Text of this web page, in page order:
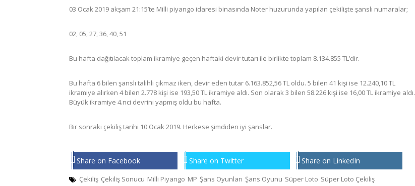
03 Ocak 2019 akşam 21:15’te Milli piyango idaresi binasında Noter huzurunda yapılan çekilişte şanslı numaralar;
02, 05, 27, 36, 40, 51
Bu hafta dağıtılacak toplam ikramiye geçen haftaki devir tutarı ile birlikte toplam 8.134.855 TL’dir.
Bu hafta 6 bilen şanslı talihli çıkmaz iken, devir eden tutar 6.163.852,56 TL oldu. 5 bilen 41 kişi ise 12.240,10 TL
ikramiye alırken 4 bilen 2.778 kişi ise 193,50 TL ikramiye aldı. Son olarak 3 bilen 58.226 kişi ise 16,00 TL ikramiye aldı.
Büyük ikramiye 4.nci devrini yapmış oldu bu hafta.
Bir sonraki çekiliş tarihi 10 Ocak 2019. Herkese şimdiden iyi şanslar.
Share on Facebook Share on Twitter Share on LinkedIn
Çekiliş Çekiliş Sonucu Milli Piyango MP Şans Oyunları Şans Oyunu Süper Loto Süper Loto Çekiliş